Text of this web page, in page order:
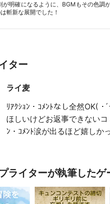
が明確になるように、BGMもその色調
斬新な展開でした！
ター
ライ麦
ﾘｱｸｼｮﾝ・ｺﾒﾝﾄなし全然OK(
ほしいけどお返事できない
ﾝ・ｺﾒﾝﾄ涙が出るほど嬉しか
ライターが執筆したゲ